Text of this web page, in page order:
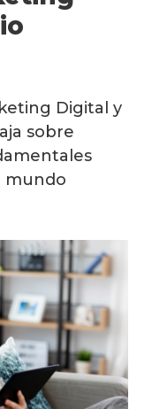
en
y
Digital y
sobre
mundo